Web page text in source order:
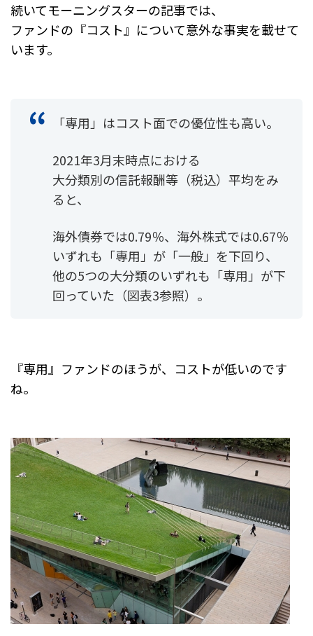
続いてモーニングスターの記事では、
ファンドの『コスト』について意外な事実を載せて
います。
「専用」はコスト面での優位性も高い。
2021年3月末時点における
大分類別の信託報酬等（税込）平均をみ
ると、
海外債券では0.79％、海外株式では0.67％
いずれも「専用」が「一般」を下回り、
他の5つの大分類のいずれも「専用」が下
回っていた（図表3参照）。
『専用』ファンドのほうが、コストが低いのです
ね。